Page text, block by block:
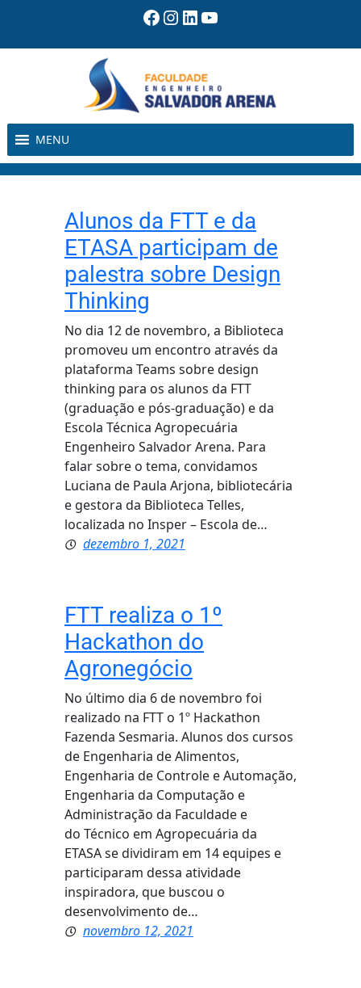
o
Facebook
Instagram
LinkedIn
Youtube
MENU
Alunos da FTT e da
ETASA participam de
palestra sobre Design
Thinking
No dia 12 de novembro, a Biblioteca
promoveu um encontro através da
plataforma Teams sobre design
thinking para os alunos da FTT
(graduação e pós-graduação) e da
Escola Técnica Agropecuária
Engenheiro Salvador Arena. Para
falar sobre o tema, convidamos
Luciana de Paula Arjona, bibliotecária
e gestora da Biblioteca Telles,
localizada no Insper – Escola de…
dezembro 1, 2021
FTT realiza o 1º
Hackathon do
Agronegócio
No último dia 6 de novembro foi
realizado na FTT o 1º Hackathon
Fazenda Sesmaria. Alunos dos cursos
de Engenharia de Alimentos,
Engenharia de Controle e Automação,
Engenharia da Computação e
Administração da Faculdade e
do Técnico em Agropecuária da
ETASA se dividiram em 14 equipes e
participaram dessa atividade
inspiradora, que buscou o
desenvolvimento de…
novembro 12, 2021